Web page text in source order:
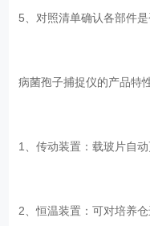
5、对照清单确认各部件是
病菌孢子捕捉仪的产品特
1、传动装置：载玻片自
2、恒温装置：可对培养